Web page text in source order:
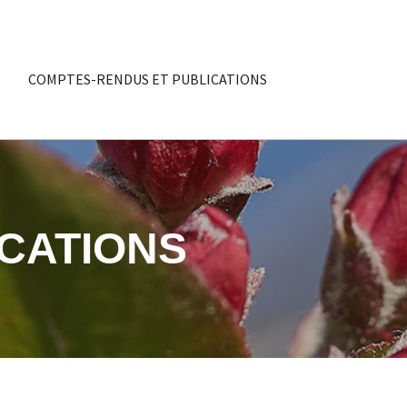
COMPTES-RENDUS ET PUBLICATIONS